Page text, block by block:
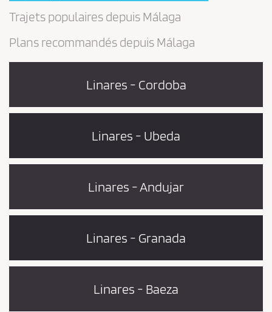
Trajets populaires depuis Málaga
Plans recommandés depuis Málaga
Linares - Cordoba
Linares - Ubeda
Linares - Andujar
Linares - Granada
Linares - Baeza